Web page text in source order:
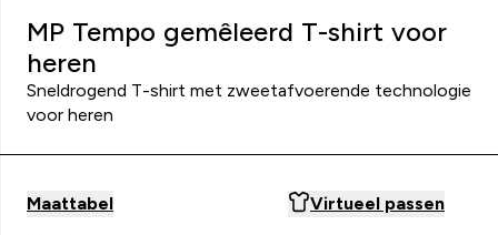
MP Tempo gemêleerd T-shirt voor
heren
Sneldrogend T-shirt met zweetafvoerende technologie
voor heren
Maattabel Virtueel passen